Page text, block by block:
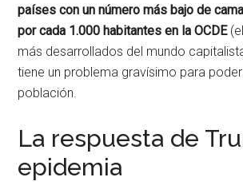
países con un número más bajo de
por cada 1.000 habitantes en la OCDE
más desarrollados del mundo
tiene un problema gravísimo para
población.
La respuesta de
epidemia